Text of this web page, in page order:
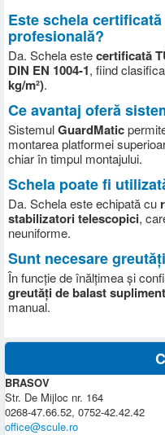
Este schela
profesională?
Da. Schela estecertificată
DIN EN 1004-1, fiind
kg/m²).
Ce avantaj oferă
SistemulGuardMatic
montarea platformei
chiar în timpul montajului.
Schela poate fi
Da. Schela este echipată cu
stabilizatori telescopici,
neuniforme.
Sunt necesare
În funcție de înălțimea și
greutăți de balast
manual.
BRASOV
Str. De Mijloc nr. 164
0268-47.66.52, 0752-42.42.42
office@scule.ro